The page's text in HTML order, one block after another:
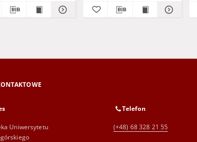
Uniwersytetu
Telefon
(+48) 68 328 21 55